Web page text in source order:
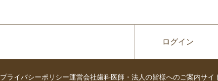
ログイン
プライバシーポリシー運営会社歯科医師・法人の皆様へのご案内サイ